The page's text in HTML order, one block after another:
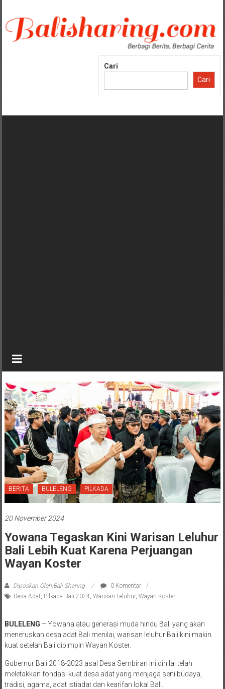
konten
Cari
Cari
BERITA BULELENG PILKADA
20 November 2024
Yowana Tegaskan Kini Warisan Leluhur
Bali Lebih Kuat Karena Perjuangan
Wayan Koster
Diposkan Oleh:Bali Sharing
0 Komentar
Desa Adat Pilkada Bali 2024 Warisan Leluhur, Wayan Koster
BULELENG – Yowana atau generasi muda hindu Bali yang akan
meneruskan desa adat Bali menilai, warisan leluhur Bali kini makin
kuat setelah Bali dipimpin Wayan Koster.
Gubernur Bali 2018-2023 asal Desa Sembiran ini dinilai telah
meletakkan fondasi kuat desa adat yang menjaga seni budaya,
tradisi, agama, adat istiadat dan kearifan lokal Bali.